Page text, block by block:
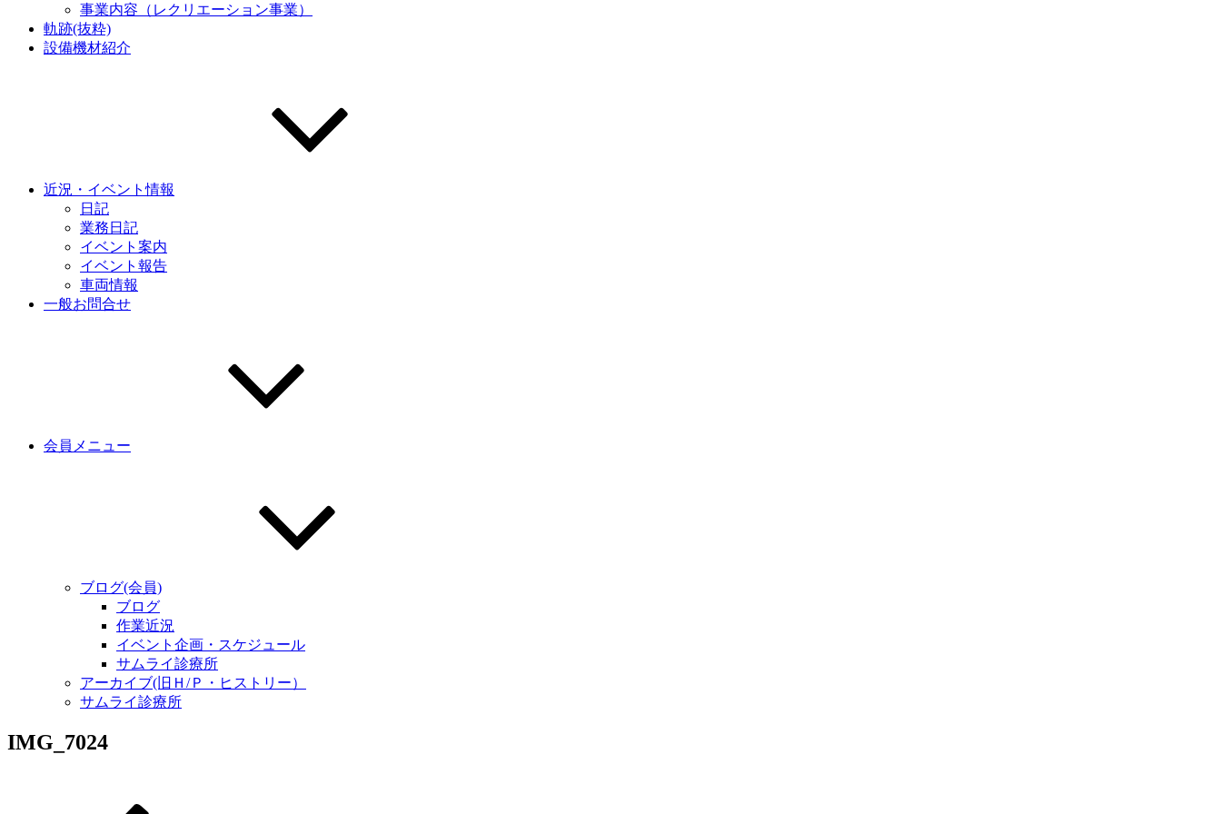
事業内容（レクリエーション事業）
軌跡(抜粋)
設備機材紹介
近況・イベント情報
日記
業務日記
イベント案内
イベント報告
車両情報
一般お問合せ
会員メニュー
ブログ(会員)
ブログ
作業近況
イベント企画・スケジュール
サムライ診療所
アーカイブ(旧Ｈ/Ｐ・ヒストリー）
サムライ診療所
IMG_7024